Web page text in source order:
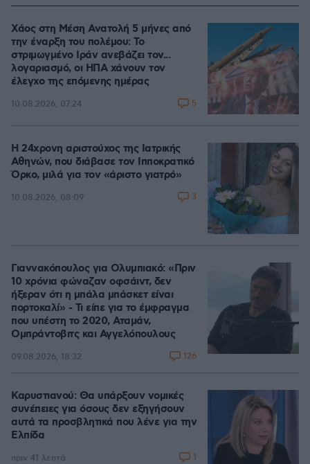
Χάος στη Μέση Ανατολή 5 μήνες από
την έναρξη του πολέμου: Το
στριμωγμένο Ιράν ανεβάζει τον...
λογαριασμό, οι ΗΠΑ χάνουν τον
έλεγχο της επόμενης ημέρας
10.08.2026, 07:24 5
Η 24χρονη αριστούχος της Ιατρικής
Αθηνών, που διάβασε τον Ιπποκρατικό
Όρκο, μιλά για τον «άριστο γιατρό»
10.08.2026, 08:09 3
Γιαννακόπουλος για Ολυμπιακό: «Πριν
10 χρόνια φώναζαν οφσάιντ, δεν
ήξεραν ότι η μπάλα μπάσκετ είναι
πορτοκαλί» - Τι είπε για το έμφραγμα
που υπέστη το 2020, Αταμάν,
Ομπράντοβιτς και Αγγελόπουλους
09.08.2026, 18:32 126
Καρυστιανού: Θα υπάρξουν νομικές
συνέπειες για όσους δεν εξηγήσουν
αυτά τα προσβλητικά που λένε για την
Ελπίδα
πριν 41 λεπτά 1